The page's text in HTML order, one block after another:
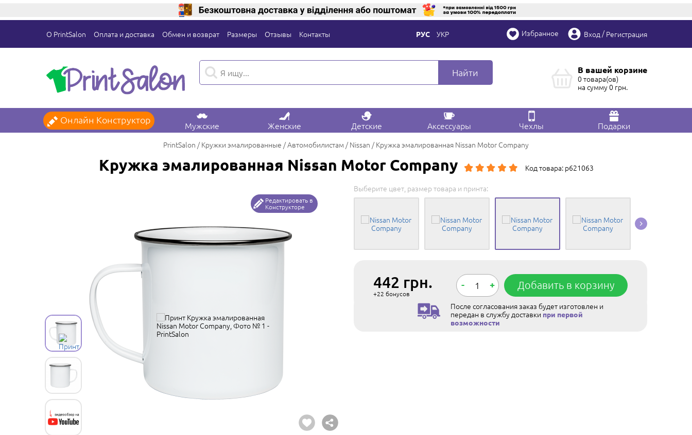
О PrintSalon Оплата и доставка Обмен и возврат Размеры Отзывы Контакты РУС УКР Избранное Вход /Регистрация
Найти В вашей корзине
0 товара(ов)
на сумму0 грн.
Онлайн Конструктор
Мужские Женские Детские Аксессуары Чехлы Подарки
PrintSalon Кружки эмалированные Автомобилистам Nissan Кружка эмалированная Nissan Motor Company
Кружка эмалированная Nissan Motor Company Код товара: p621063
Редактировать в
Конструкторе
Редактировать в
Выберите цвет, размер товара и принта:
442 грн.
+22 бонусов
- + Добавить в корзину
После согласования заказ будет изготовлен и
передан в службу доставки при первой
возможности